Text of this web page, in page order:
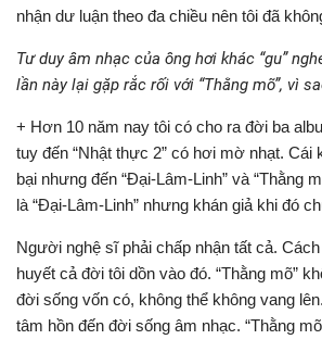
nhận dư luận theo đa chiều nên tôi đã
Tư duy âm nhạc của ông hơi khác “gu”
lần này lại gặp rắc rối với “Thằng mõ”, vì
+ Hơn 10 năm nay tôi có cho ra đời ba
tuy đến “Nhật thực 2” có hơi mờ nhạt.
bại nhưng đến “Đại-Lâm-Linh” và “Thằng
là “Đại-Lâm-Linh” nhưng khán giả khi đó
Người nghệ sĩ phải chấp nhận tất cả.
huyết cả đời tôi dồn vào đó. “Thằng mõ”
đời sống vốn có, không thể không vang
tâm hồn đến đời sống âm nhạc. “Thằng